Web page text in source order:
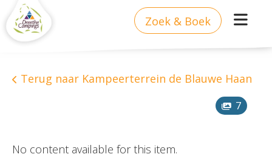
Zoek & Boek
Terug naar Kampeerterrein de Blauwe Haan
7
No content available for this item.